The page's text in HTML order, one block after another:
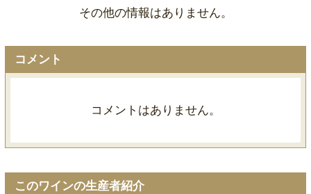
その他の情報はありません。
コメント
コメントはありません。
このワインの生産者紹介